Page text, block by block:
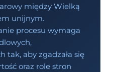
między Wielką
unijnym.
procesu wymaga
tak, aby zgadzała się
oraz role stron